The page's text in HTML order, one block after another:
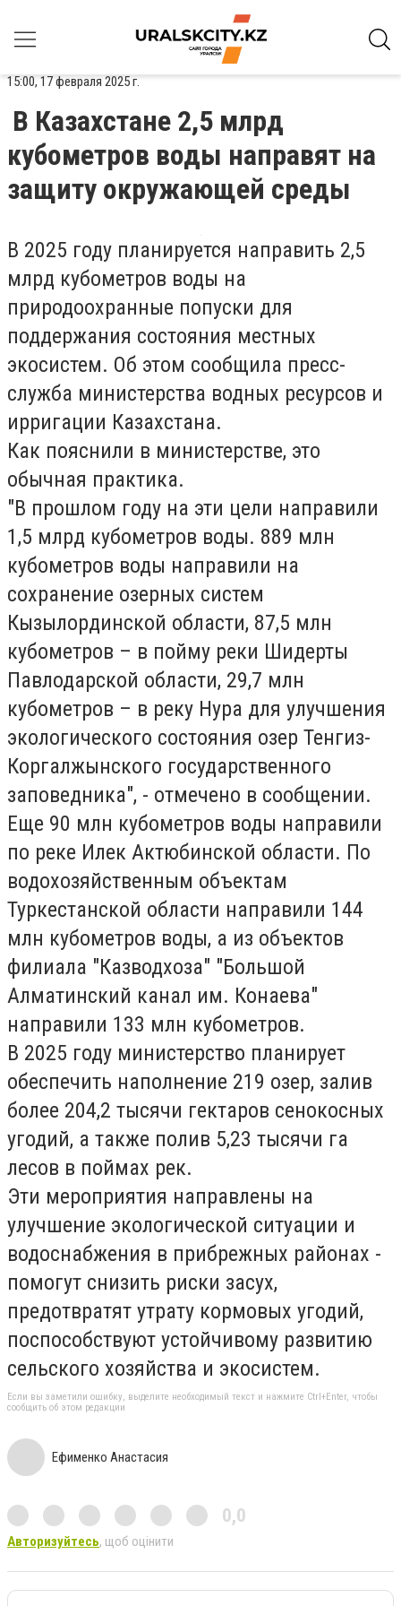
15:00, 17 февраля 2025 г.
В Казахстане 2,5 млрд
кубометров воды направят на
защиту окружающей среды
В 2025 году планируется направить 2,5
млрд кубометров воды на
природоохранные попуски для
поддержания состояния местных
экосистем. Об этом сообщила пресс-
служба министерства водных ресурсов и
ирригации Казахстана.
Как пояснили в министерстве, это
обычная практика.
"В прошлом году на эти цели направили
1,5 млрд кубометров воды. 889 млн
кубометров воды направили на
сохранение озерных систем
Кызылординской области, 87,5 млн
кубометров – в пойму реки Шидерты
Павлодарской области, 29,7 млн
кубометров – в реку Нура для улучшения
экологического состояния озер Тенгиз-
Коргалжынского государственного
заповедника", - отмечено в сообщении.
Еще 90 млн кубометров воды направили
по реке Илек Актюбинской области. По
водохозяйственным объектам
Туркестанской области направили 144
млн кубометров воды, а из объектов
филиала "Казводхоза" "Большой
Алматинский канал им. Конаева"
направили 133 млн кубометров.
В 2025 году министерство планирует
обеспечить наполнение 219 озер, залив
более 204,2 тысячи гектаров сенокосных
угодий, а также полив 5,23 тысячи га
лесов в поймах рек.
Эти мероприятия направлены на
улучшение экологической ситуации и
водоснабжения в прибрежных районах -
помогут снизить риски засух,
предотвратят утрату кормовых угодий,
поспособствуют устойчивому развитию
сельского хозяйства и экосистем.
Если вы заметили ошибку, выделите необходимый текст и нажмите Ctrl+Enter, чтобы
сообщить об этом редакции
Ефименко Анастасия
0,0
Авторизуйтесь, щоб оцінити